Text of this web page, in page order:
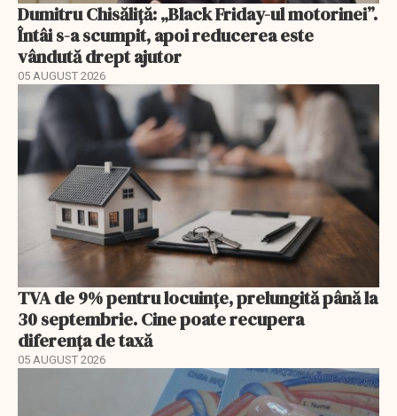
Dumitru Chisăliță: „Black Friday-ul motorinei”.
Întâi s-a scumpit, apoi reducerea este
vândută drept ajutor
05 AUGUST 2026
TVA de 9% pentru locuințe, prelungită până la
30 septembrie. Cine poate recupera
diferența de taxă
05 AUGUST 2026